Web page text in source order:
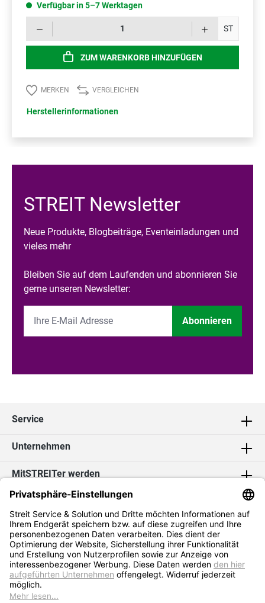
Verfügbar in 5–7 Werktagen
ST
ZUM WARENKORB HINZUFÜGEN
MERKEN VERGLEICHEN
Herstellerinformationen
STREIT Newsletter
Neue Produkte, Blogbeiträge, Eventeinladungen und
vieles mehr
Bleiben Sie auf dem Laufenden und abonnieren Sie
gerne unseren Newsletter:
Abonnieren
Service
Unternehmen
MitSTREITer werden
Kontakt
Social Media